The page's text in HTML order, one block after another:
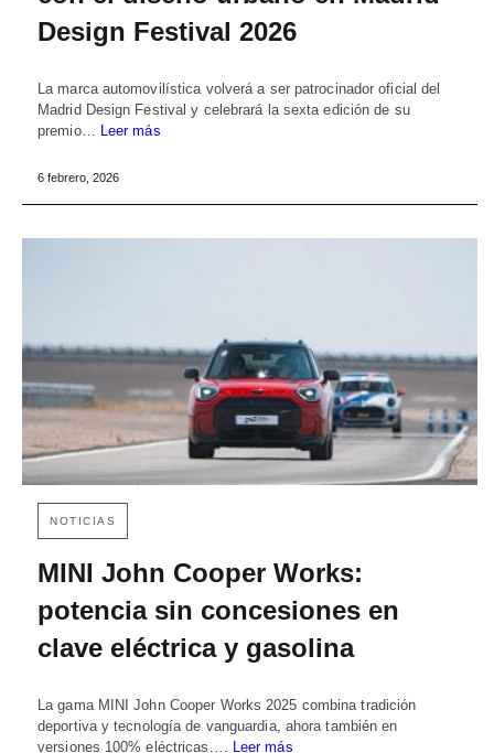
Design Festival 2026
La marca automovilística volverá a ser patrocinador oficial del
Madrid Design Festival y celebrará la sexta edición de su
premio… Leer más
6 febrero, 2026
NOTICIAS
MINI John Cooper Works:
potencia sin concesiones en
clave eléctrica y gasolina
La gama MINI John Cooper Works 2025 combina tradición
deportiva y tecnología de vanguardia, ahora también en
versiones 100% eléctricas.… Leer más